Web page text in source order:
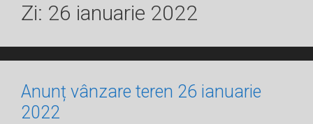
Zi: 26 ianuarie 2022
Anunț vânzare teren 26 ianuarie
2022